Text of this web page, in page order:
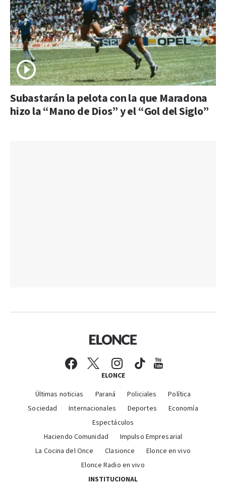
Subastarán la pelota con la que Maradona
hizo la “Mano de Dios” y el “Gol del Siglo”
ELONCE
Últimas noticias Paraná Policiales
Política
Sociedad
Internacionales Deportes
Economía
Espectáculos
Haciendo Comunidad
Impulso Empresarial
La Cocina del Once
Clasionce
Elonce en vivo
Elonce Radio en vivo
INSTITUCIONAL